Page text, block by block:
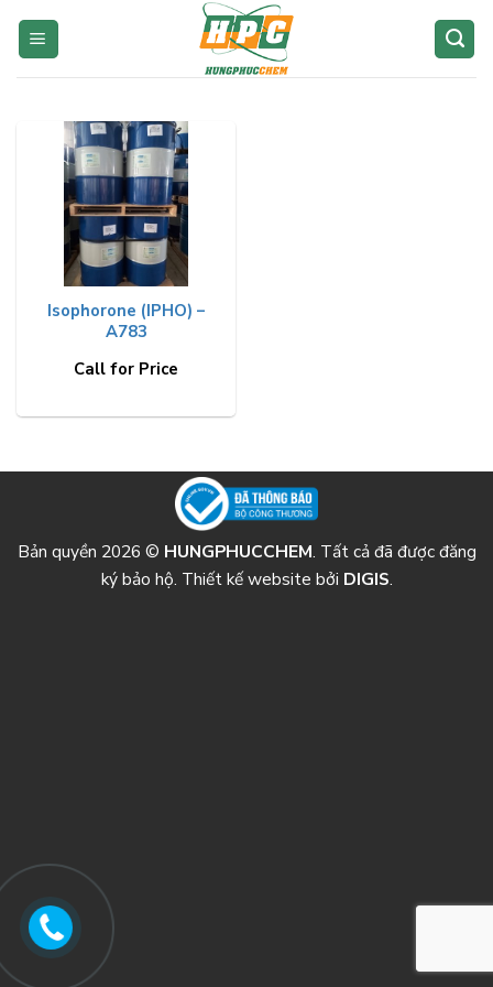
Skip
content
Isophorone (IPHO) –
A783
Call for Price
Bản quyền 2026 © HUNGPHUCCHEM. Tất cả đã được đăng
ký bảo hộ. Thiết kế website bởi DIGIS.